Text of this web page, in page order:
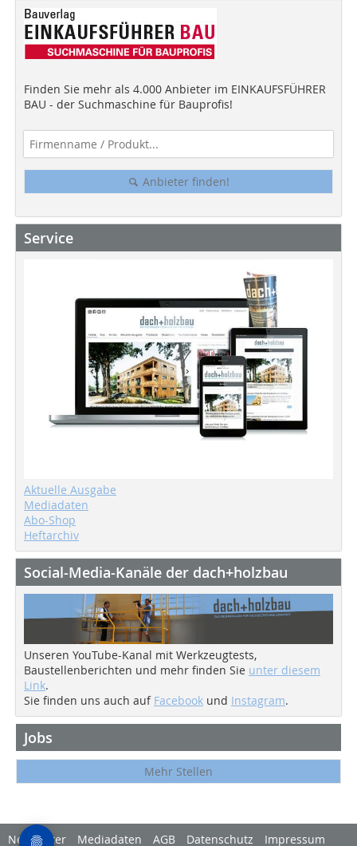
Finden Sie mehr als 4.000 Anbieter im EINKAUFSFÜHRER
BAU - der Suchmaschine für Bauprofis!
Anbieter finden!
Service
Aktuelle Ausgabe
Mediadaten
Abo-Shop
Heftarchiv
Social-Media-Kanäle der dach+holzbau
Unseren YouTube-Kanal mit Werkzeugtests,
Baustellenberichten und mehr finden Sie unter diesem
Link.
Sie finden uns auch auf Facebook und Instagram.
Jobs
Mehr Stellen
Newsletter Mediadaten AGB Datenschutz Impressum